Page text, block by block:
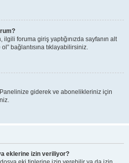
foruma giriş yaptığınızda sayfanın alt
bağlantısına tıklayabilirsiniz.
giderek ve abonelikleriniz için
eklerine izin veriliyor?